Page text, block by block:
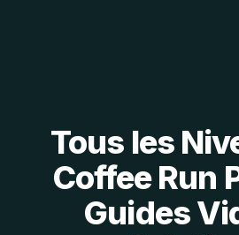
Tous les
Coffee Run
Guides